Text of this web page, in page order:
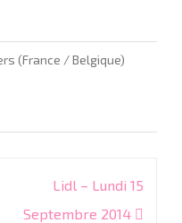
(France / Belgique)
Lidl – Lundi 15
Septembre 2014